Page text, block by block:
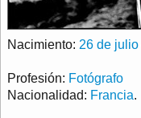
Nacimiento: 26 de julio
Profesión: Fotógrafo
Nacionalidad: Francia.